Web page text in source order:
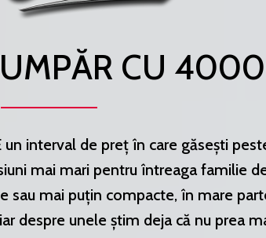
CU
un interval de preț în care găsești
mai mari pentru întreaga familie
mai puțin compacte, în mare
despre unele știm deja că nu prea